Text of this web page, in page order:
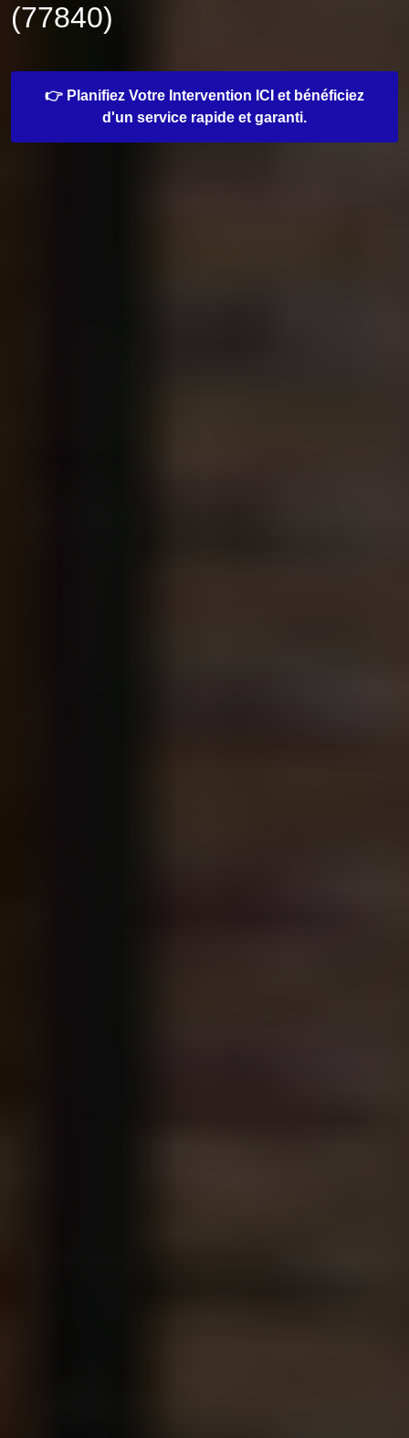
(77840)
👉 Planifiez Votre Intervention ICI et bénéficiez
d'un service rapide et garanti.